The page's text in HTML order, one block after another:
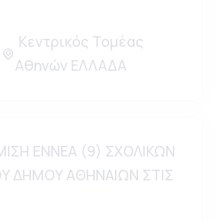
Κεντρικός Τομέας
Αθηνών ΕΛΛΑΔΑ
ΕΝΝΕΑ (9) ΣΧΟΛΙΚΩΝ
ΔΗΜΟΥ ΑΘΗΝΑΙΩΝ ΣΤΙΣ